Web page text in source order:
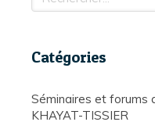
Catégories
Séminaires et forums
KHAYAT-TISSIER